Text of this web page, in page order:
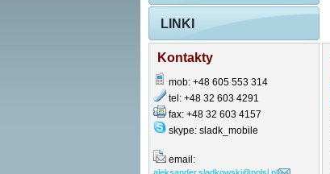
LINKI
Kontakty
mob: +48 605 553 314
tel: +48 32 603 4291
fax: +48 32 603 4157
skype: sladk_mobile
email: